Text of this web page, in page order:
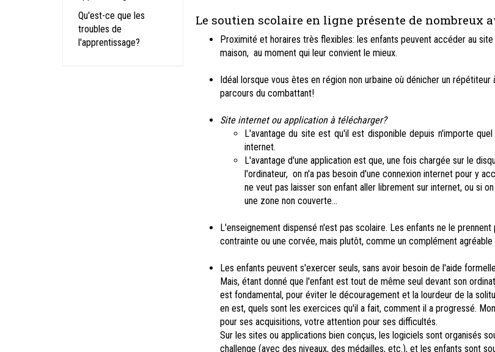
Qu'est-ce que les
troubles de
l'apprentissage?
Le soutien scolaire en ligne présente de nombreux
Proximité et horaires très flexibles: les enfants peuvent accéder au site
maison, au moment qui leur convient le mieux.
Idéal lorsque vous êtes en région non urbaine où dénicher un
parcours du combattant!
Site internet ou application à télécharger?
L'avantage du site est qu'il est disponible depuis n'importe
internet.
L'avantage d'une application est que, une fois chargée sur le
l'ordinateur, on n'a pas besoin d'une connexion internet pour y
ne veut pas laisser son enfant aller librement sur internet, ou si
une zone non couverte...
L'enseignement dispensé n'est pas scolaire. Les enfants ne le prennent
contrainte ou une corvée, mais plutôt, comme un complément agréable
Les enfants peuvent s'exercer seuls, sans avoir besoin de l'aide
Mais, étant donné que l'enfant est tout de même seul devant son
est fondamental, pour éviter le découragement et la lourdeur de la
en est, quels sont les exercices qu'il a fait, comment il a progressé.
pour ses acquisitions, votre attention pour ses difficultés.
Sur les sites ou applications bien conçus, les logiciels sont organisés
challenge (avec des niveaux, des médailles, etc.), et les enfants sont